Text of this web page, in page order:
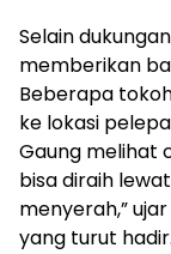
Selain
memberikan
Beberapa
ke lokasi
Gaung melihat
bisa diraih
menyerah,” ujar
yang turut hadir.